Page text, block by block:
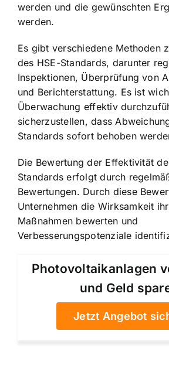
werden und die gewünschten
werden.
Es gibt verschiedene Methoden
des HSE-Standards, darunter
Inspektionen, Überprüfung von
und Berichterstattung. Es ist
Überwachung effektiv
sicherzustellen, dass
Standards sofort behoben
Die Bewertung der Effektivität
Standards erfolgt durch
Bewertungen. Durch diese
Unternehmen die Wirksamkeit
Maßnahmen bewerten und
Verbesserungspotenziale
Photovoltaikanlagen
und Geld
Jetzt Angebot